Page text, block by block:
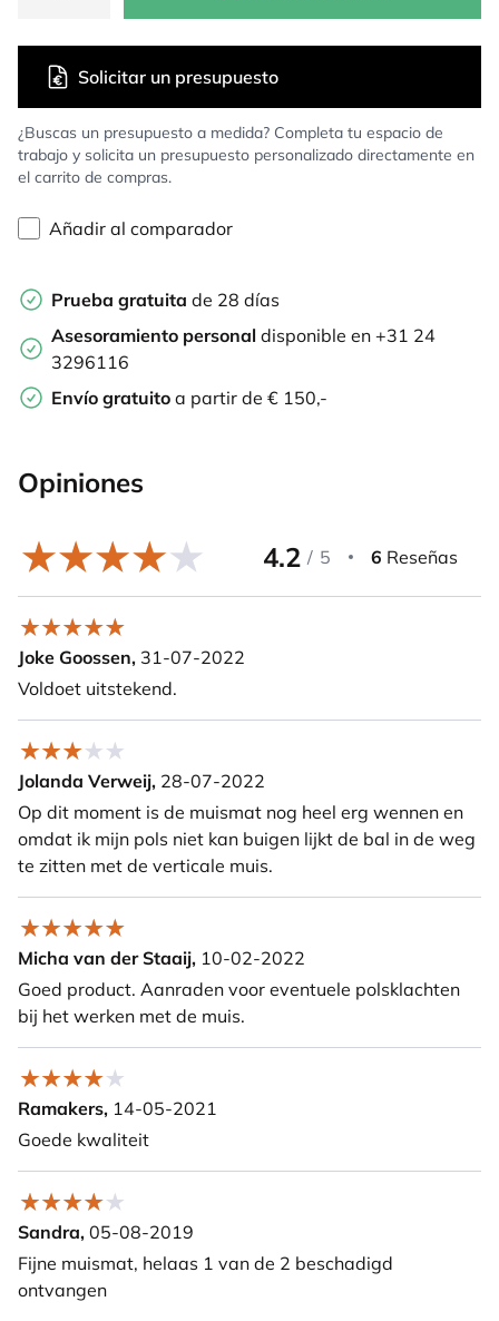
¿Buscas un presupuesto a medida? Completa tu espacio de
trabajo y solicita un presupuesto personalizado directamente en
el carrito de compras.
Solicitar un presupuesto
Añadir al comparador
Prueba gratuita de 28 días
Asesoramiento personal disponible en +31 24
3296116
Envío gratuito a partir de € 150,-
Opiniones
4.2 / 5 6 Reseñas
Joke Goossen, 31-07-2022
Voldoet uitstekend.
Jolanda Verweij, 28-07-2022
Op dit moment is de muismat nog heel erg wennen en
omdat ik mijn pols niet kan buigen lijkt de bal in de weg
te zitten met de verticale muis.
Micha van der Staaij, 10-02-2022
Goed product. Aanraden voor eventuele polsklachten
bij het werken met de muis.
Ramakers, 14-05-2021
Goede kwaliteit
Sandra, 05-08-2019
Fijne muismat, helaas 1 van de 2 beschadigd
ontvangen